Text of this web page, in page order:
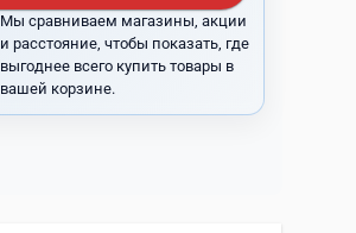
Мы сравниваем магазины, акции
и расстояние, чтобы показать, где
выгоднее всего купить товары в
вашей корзине.